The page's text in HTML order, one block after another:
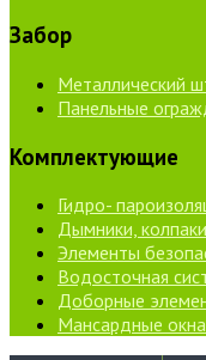
Забор
Металлический
Панельные
Комплектующие
Гидро-
Дымники, колпаки
Элементы
Водосточная
Доборные
Мансардные